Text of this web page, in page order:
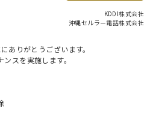
KDDI株式会社
沖縄セルラー電話株式会社
ありがとうございます。
スを実施します。